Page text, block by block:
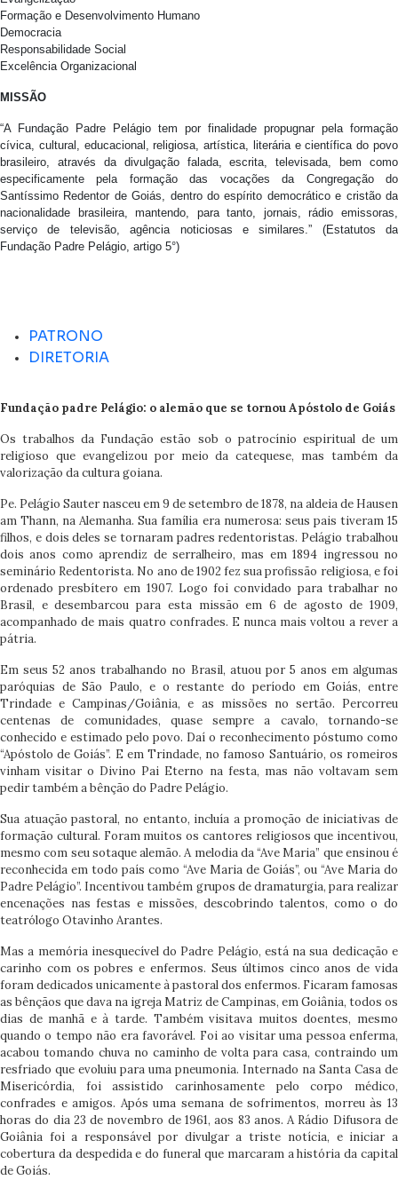
Formação e Desenvolvimento Humano
Democracia
Responsabilidade Social
Excelência Organizacional
MISSÃO
“A Fundação Padre Pelágio tem por finalidade propugnar pela formação
cívica, cultural, educacional, religiosa, artística, literária e científica do povo
brasileiro, através da divulgação falada, escrita, televisada, bem como
especificamente pela formação das vocações da Congregação do
Santíssimo Redentor de Goiás, dentro do espírito democrático e cristão da
nacionalidade brasileira, mantendo, para tanto, jornais, rádio emissoras,
serviço de televisão, agência noticiosas e similares.” (Estatutos da
Fundação Padre Pelágio, artigo 5°)
PATRONO
DIRETORIA
Fundação padre Pelágio: o alemão que se tornou Apóstolo de Goiás
Os trabalhos da Fundação estão sob o patrocínio espiritual de um
religioso que evangelizou por meio da catequese, mas também da
valorização da cultura goiana.
Pe. Pelágio Sauter nasceu em 9 de setembro de 1878, na aldeia de Hausen
am Thann, na Alemanha. Sua família era numerosa: seus pais tiveram 15
filhos, e dois deles se tornaram padres redentoristas. Pelágio trabalhou
dois anos como aprendiz de serralheiro, mas em 1894 ingressou no
seminário Redentorista. No ano de 1902 fez sua profissão religiosa, e foi
ordenado presbítero em 1907. Logo foi convidado para trabalhar no
Brasil, e desembarcou para esta missão em 6 de agosto de 1909,
acompanhado de mais quatro confrades. E nunca mais voltou a rever a
pátria.
Em seus 52 anos trabalhando no Brasil, atuou por 5 anos em algumas
paróquias de São Paulo, e o restante do período em Goiás, entre
Trindade e Campinas/Goiânia, e as missões no sertão. Percorreu
centenas de comunidades, quase sempre a cavalo, tornando-se
conhecido e estimado pelo povo. Daí o reconhecimento póstumo como
“Apóstolo de Goiás”. E em Trindade, no famoso Santuário, os romeiros
vinham visitar o Divino Pai Eterno na festa, mas não voltavam sem
pedir também a bênção do Padre Pelágio.
Sua atuação pastoral, no entanto, incluía a promoção de iniciativas de
formação cultural. Foram muitos os cantores religiosos que incentivou,
mesmo com seu sotaque alemão. A melodia da “Ave Maria” que ensinou é
reconhecida em todo país como “Ave Maria de Goiás”, ou “Ave Maria do
Padre Pelágio”. Incentivou também grupos de dramaturgia, para realizar
encenações nas festas e missões, descobrindo talentos, como o do
teatrólogo Otavinho Arantes.
Mas a memória inesquecível do Padre Pelágio, está na sua dedicação e
carinho com os pobres e enfermos. Seus últimos cinco anos de vida
foram dedicados unicamente à pastoral dos enfermos. Ficaram famosas
as bênçãos que dava na igreja Matriz de Campinas, em Goiânia, todos os
dias de manhã e à tarde. Também visitava muitos doentes, mesmo
quando o tempo não era favorável. Foi ao visitar uma pessoa enferma,
acabou tomando chuva no caminho de volta para casa, contraindo um
resfriado que evoluiu para uma pneumonia. Internado na Santa Casa de
Misericórdia, foi assistido carinhosamente pelo corpo médico,
confrades e amigos. Após uma semana de sofrimentos, morreu às 13
horas do dia 23 de novembro de 1961, aos 83 anos. A Rádio Difusora de
Goiânia foi a responsável por divulgar a triste notícia, e iniciar a
cobertura da despedida e do funeral que marcaram a história da capital
de Goiás.